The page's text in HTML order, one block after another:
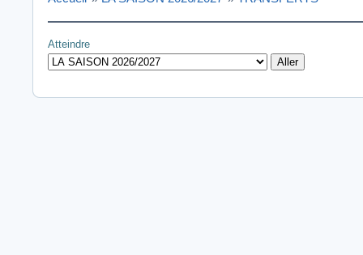
Atteindre